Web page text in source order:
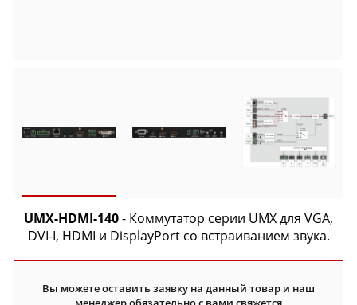
UMX-HDMI-140- Коммутатор серии UMX для VGA,
DVI-I, HDMI и DisplayPort со встраиванием звука.
Вы можете оставить заявку на данный товар и наш